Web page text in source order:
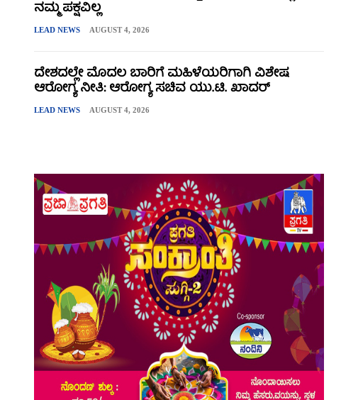
ನಮ್ಮ ಪಕ್ಷವಿಲ್ಲ
LEAD NEWS AUGUST 4, 2026
ದೇಶದಲ್ಲೇ ಮೊದಲ ಬಾರಿಗೆ ಮಹಿಳೆಯರಿಗಾಗಿ ವಿಶೇಷ
ಆರೋಗ್ಯ ನೀತಿ: ಆರೋಗ್ಯ ಸಚಿವ ಯು.ಟಿ. ಖಾದರ್
LEAD NEWS AUGUST 4, 2026